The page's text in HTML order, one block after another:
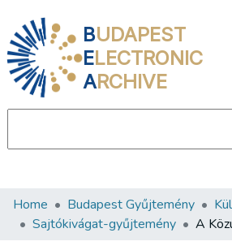
BUDAPEST
ELECTRONIC
ARCHIVE
Communities & Collections
Home Budapest Gyűjtemény
Sajtókivágat-gyűjtemény
A